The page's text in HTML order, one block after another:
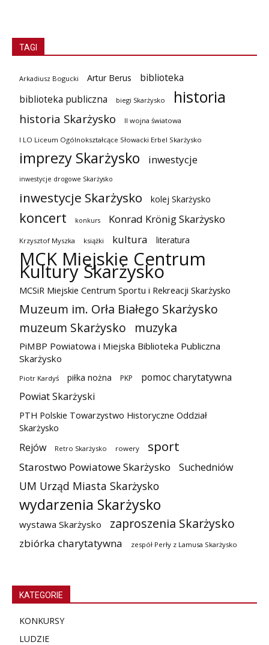
TAGI
Arkadiusz Bogucki Artur Berus
biblioteka
biblioteka publiczna
biegi Skarżysko historia
historia Skarżysko II wojna światowa
I LO Liceum Ogólnokształcące Słowacki Erbel Skarżysko
imprezy Skarżysko inwestycje
inwestycje drogowe Skarżysko
inwestycje Skarżysko kolej Skarżysko
koncert konkurs Konrad Krönig Skarżysko
Krzysztof Myszka książki kultura literatura
MCK Miejskie Centrum
Kultury Skarżysko
MCSiR Miejskie Centrum Sportu i Rekreacji Skarżysko
Muzeum im. Orła Białego Skarżysko
muzeum Skarżysko
muzyka
PiMBP Powiatowa i Miejska Biblioteka Publiczna
Skarżysko
Piotr Kardyś piłka nożna PKP
pomoc charytatywna
Powiat Skarżyski
PTH Polskie Towarzystwo Historyczne Oddział
Skarżysko
Rejów Retro Skarżysko rowery sport
Starostwo Powiatowe Skarżysko Suchedniów
UM Urząd Miasta Skarżysko
wydarzenia Skarżysko
wystawa Skarżysko zaproszenia Skarżysko
zbiórka charytatywna zespół Perły z Lamusa Skarżysko
KATEGORIE
KONKURSY
LUDZIE